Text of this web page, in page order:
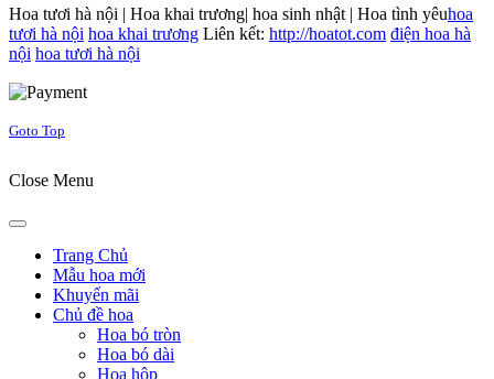
Hoa tươi hà nội | Hoa khai trương| hoa sinh nhật | Hoa tình yêuhoa
tươi hà nội hoa khai trương Liên kết: http://hoatot.com điện hoa hà
nội hoa tươi hà nội
Goto Top
Close Menu
Trang Chủ
Mẫu hoa mới
Khuyến mãi
Chủ đề hoa
Hoa bó tròn
Hoa bó dài
Hoa hộp